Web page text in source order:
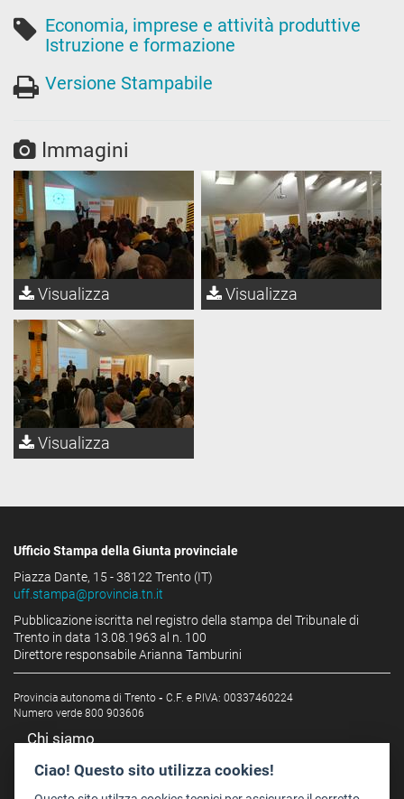
Economia, imprese e attività produttive
Istruzione e formazione
Versione Stampabile
Immagini
Visualizza Visualizza
Visualizza
Ufficio Stampa della Giunta provinciale
Piazza Dante, 15 - 38122 Trento (IT)
uff.stampa@provincia.tn.it
Pubblicazione iscritta nel registro della stampa del Tribunale di
Trento in data 13.08.1963 al n. 100
Direttore responsabile Arianna Tamburini
Provincia autonoma di Trento - C.F. e P.IVA: 00337460224
Numero verde 800 903606
Chi siamo
Redazione
Staff
Ciao! Questo sito utilizza cookies!